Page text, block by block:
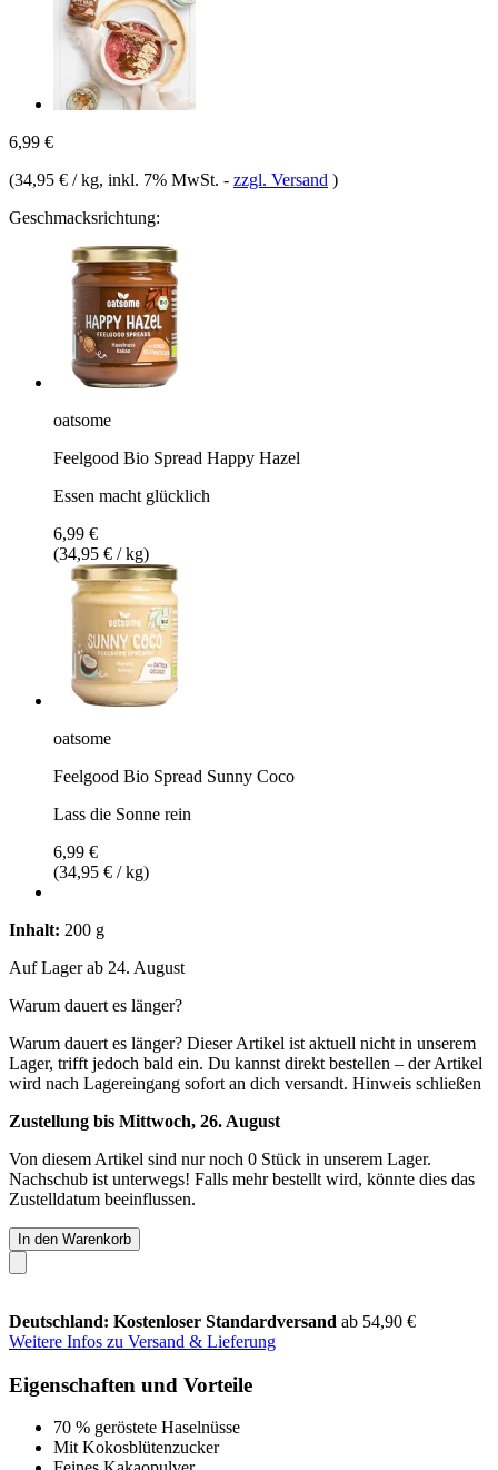
6,99 €
(34,95 € / kg, inkl. 7% MwSt. - zzgl. Versand )
Geschmacksrichtung:
oatsome
Feelgood Bio Spread Happy Hazel
Essen macht glücklich
6,99 €
(34,95 € / kg)
oatsome
Feelgood Bio Spread Sunny Coco
Lass die Sonne rein
6,99 €
(34,95 € / kg)
Inhalt: 200 g
Auf Lager ab 24. August
Warum dauert es länger?
Warum dauert es länger? Dieser Artikel ist aktuell nicht in unserem
Lager, trifft jedoch bald ein. Du kannst direkt bestellen – der Artikel
wird nach Lagereingang sofort an dich versandt. Hinweis schließen
Zustellung bis Mittwoch, 26. August
Von diesem Artikel sind nur noch 0 Stück in unserem Lager.
Nachschub ist unterwegs! Falls mehr bestellt wird, könnte dies das
Zustelldatum beeinflussen.
In den Warenkorb
Deutschland: Kostenloser Standardversand ab 54,90 €
Weitere Infos zu Versand & Lieferung
Eigenschaften und Vorteile
70 % geröstete Haselnüsse
Mit Kokosblütenzucker